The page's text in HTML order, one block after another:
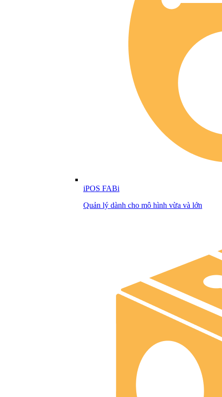
iPOS FABi
Quản lý dành cho mô hình vừa và lớn